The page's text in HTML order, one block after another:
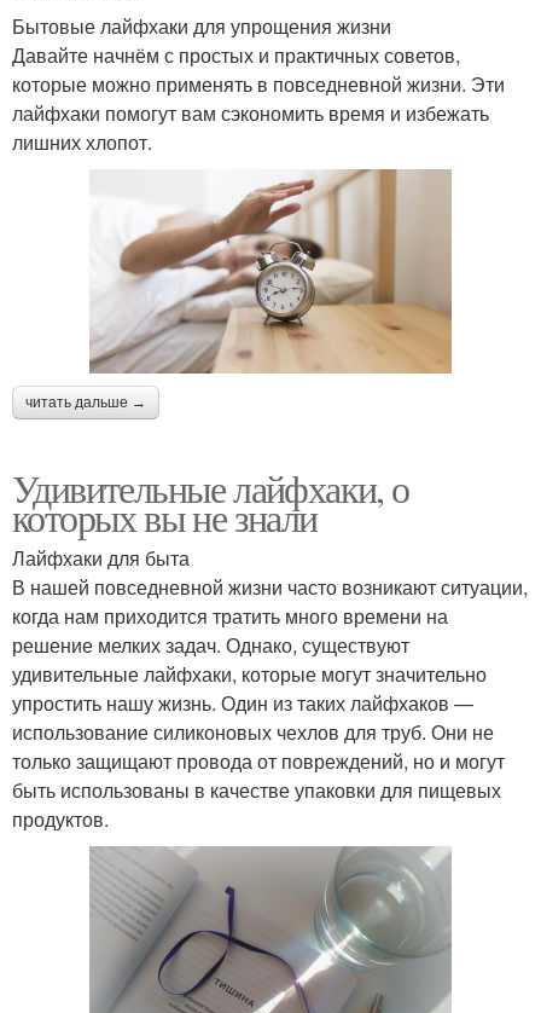
Бытовые лайфхаки для упрощения жизни
Давайте начнём с простых и практичных советов,
которые можно применять в повседневной жизни. Эти
лайфхаки помогут вам сэкономить время и избежать
лишних хлопот.
читать дальше →
Удивительные лайфхаки, о
которых вы не знали
Лайфхаки для быта
В нашей повседневной жизни часто возникают ситуации,
когда нам приходится тратить много времени на
решение мелких задач. Однако, существуют
удивительные лайфхаки, которые могут значительно
упростить нашу жизнь. Один из таких лайфхаков —
использование силиконовых чехлов для труб. Они не
только защищают провода от повреждений, но и могут
быть использованы в качестве упаковки для пищевых
продуктов.